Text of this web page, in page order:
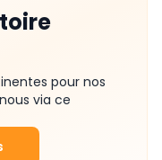
pour nos
via ce